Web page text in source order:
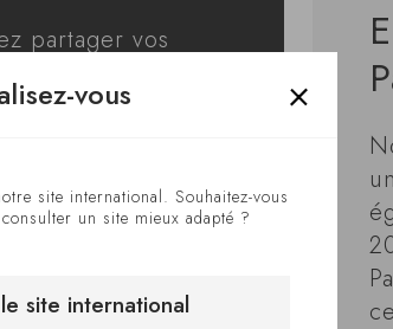
partager vos
des produits
la fabrication
cave à vin est
vous
site international. Souhaitez-vous
un site mieux adapté ?
site international